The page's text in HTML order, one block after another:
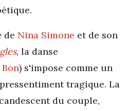
de Nina Simone et de son
, la danse
) s'impose comme un
tragique. La
du couple,